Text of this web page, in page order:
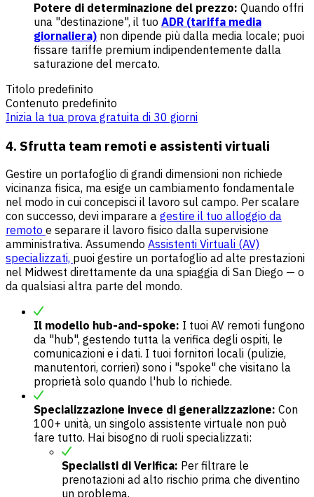
Potere di determinazione del prezzo: Quando offri
una "destinazione", il tuo ADR (tariffa media
giornaliera) non dipende più dalla media locale; puoi
fissare tariffe premium indipendentemente dalla
saturazione del mercato.
Titolo predefinito
Contenuto predefinito
Inizia la tua prova gratuita di 30 giorni
4. Sfrutta team remoti e assistenti virtuali
Gestire un portafoglio di grandi dimensioni non richiede
vicinanza fisica, ma esige un cambiamento fondamentale
nel modo in cui concepisci il lavoro sul campo. Per scalare
con successo, devi imparare a gestire il tuo alloggio da
remoto e separare il lavoro fisico dalla supervisione
amministrativa. Assumendo Assistenti Virtuali (AV)
specializzati, puoi gestire un portafoglio ad alte prestazioni
nel Midwest direttamente da una spiaggia di San Diego — o
da qualsiasi altra parte del mondo.
Il modello hub-and-spoke: I tuoi AV remoti fungono
da "hub", gestendo tutta la verifica degli ospiti, le
comunicazioni e i dati. I tuoi fornitori locali (pulizie,
manutentori, corrieri) sono i "spoke" che visitano la
proprietà solo quando l'hub lo richiede.
Specializzazione invece di generalizzazione: Con
100+ unità, un singolo assistente virtuale non può
fare tutto. Hai bisogno di ruoli specializzati:
Specialisti di Verifica: Per filtrare le
prenotazioni ad alto rischio prima che diventino
un problema.